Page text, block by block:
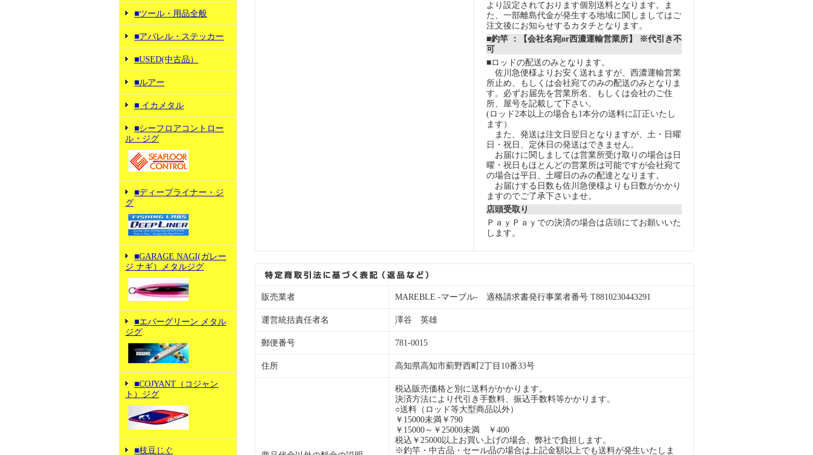
■ツール・用品全般
■アパレル・ステッカー
■USED(中古品）
■ルアー
■ イカメタル
■シーフロアコントロー
ル・ジグ
■ディープライナー・ジ
グ
■GARAGE NAGI(ガレー
ジ ナギ）メタルジグ
■エバーグリーン メタル
ジグ
■COJYANT（コジャン
ト）ジグ
■枝豆じぐ
より設定されております個別送料となります。ま
た、一部離島代金が発生する地域に関しましてはご
注文後にお知らせするカタチとなります。
■釣竿 ：【会社名宛or西濃運輸営業所】 ※代引き不
可
■ロッドの配送のみとなります。
佐川急便様よりお安く送れますが、西濃運輸営業
所止め、もしくは会社宛てのみの配送のみとなりま
す。必ずお届先を営業所名、もしくは会社のご住
所、屋号を記載して下さい。
(ロッド2本以上の場合も1本分の送料に訂正いたし
ます）
また、発送は注文日翌日となりますが、土・日曜
日・祝日、定休日の発送はできません。
お届けに関しましては営業所受け取りの場合は日
曜・祝日もほとんどの営業所は可能ですが会社宛て
の場合は平日、土曜日のみの配達となります。
お届けする日数も佐川急便様よりも日数がかかり
ますのでご了承下さいませ。
店頭受取り
ＰａｙＰａｙでの決済の場合は店頭にてお願いいた
します。
販売業者 MAREBLE -マーブル- 適格請求書発行事業者番号 T8810230443291
運営統括責任者名 澤谷 英雄
郵便番号 781-0015
住所 高知県高知市薊野西町2丁目10番33号
税込販売価格と別に送料がかかります。
決済方法により代引き手数料、振込手数料等かかります。
○送料（ロッド等大型商品以外）
￥15000未満￥790
￥15000～￥25000未満 ￥400
税込￥25000以上お買い上げの場合、弊社で負担します。
※釣竿・中古品・セール品の場合は上記金額以上でも送料が発生いたしま